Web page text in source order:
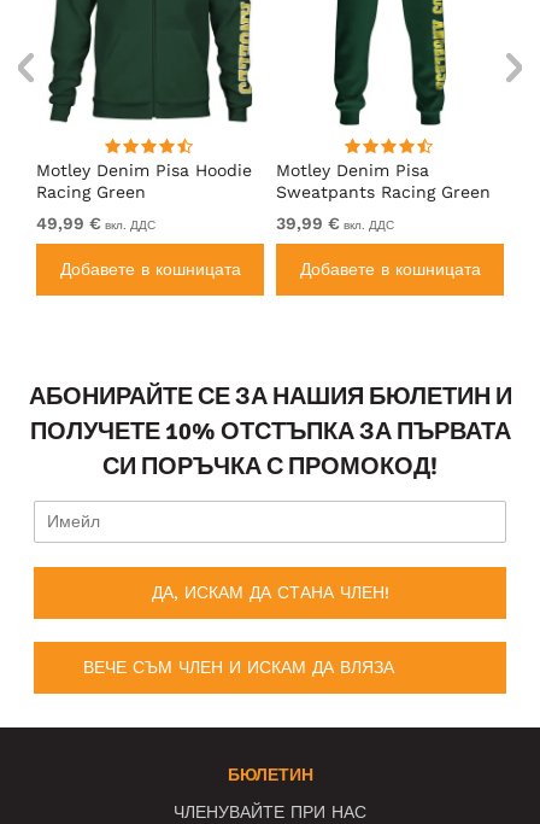
Motley Denim Pisa Hoodie
Racing Green
49,99 € вкл. ДДС
Добавете в кошницата
Motley Denim Pisa
Sweatpants Racing Green
39,99 € вкл. ДДС
Добавете в кошницата
АБОНИРАЙТЕ СЕ ЗА НАШИЯ БЮЛЕТИН И
ПОЛУЧЕТЕ 10% ОТСТЪПКА ЗА ПЪРВАТА
СИ ПОРЪЧКА С ПРОМОКОД!
ДА, ИСКАМ ДА СТАНА ЧЛЕН!
ВЕЧЕ СЪМ ЧЛЕН И ИСКАМ ДА ВЛЯЗА
БЮЛЕТИН
ЧЛЕНУВАЙТЕ ПРИ НАС